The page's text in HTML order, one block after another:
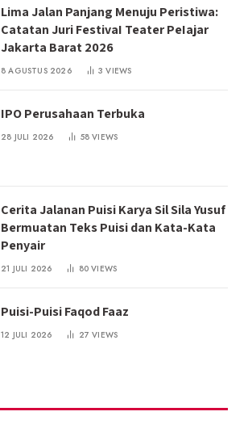
Lima Jalan Panjang Menuju Peristiwa:
Catatan Juri FestivaI Teater PeIajar
Jakarta Barat 2026
8 AGUSTUS 2026 3VIEWS
IPO Perusahaan Terbuka
28 JULI 2026 58VIEWS
Cerita Jalanan Puisi Karya Sil Sila Yusuf
Bermuatan Teks Puisi dan Kata-Kata
Penyair
21 JULI 2026 80VIEWS
Puisi-Puisi Faqod Faaz
12 JULI 2026 27VIEWS